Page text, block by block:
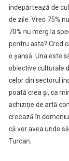
îndepărtează de
de zile. Vreo 75%
70% nu merg la
pentru asta? Cred
o şansă. Una este
obiective culturale
celor din sectorul
poată crea şi, ca
achiziţie de artă
creează în
că vor avea unde
Turcan.